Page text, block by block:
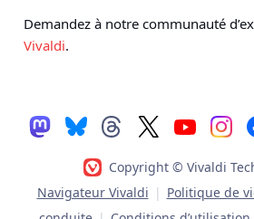
Demandez à notre communauté
Vivaldi.
Copyright © Vivaldi
Navigateur Vivaldi | Politique de